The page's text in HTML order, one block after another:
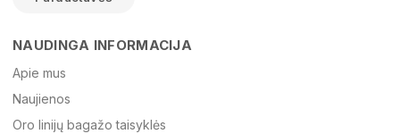
El. paštas
NAUDINGA INFORMACIJA
Apie mus
Naujienos
Oro linijų bagažo taisyklės